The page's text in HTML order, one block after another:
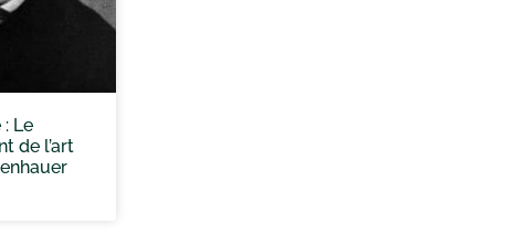
Le
de l’art